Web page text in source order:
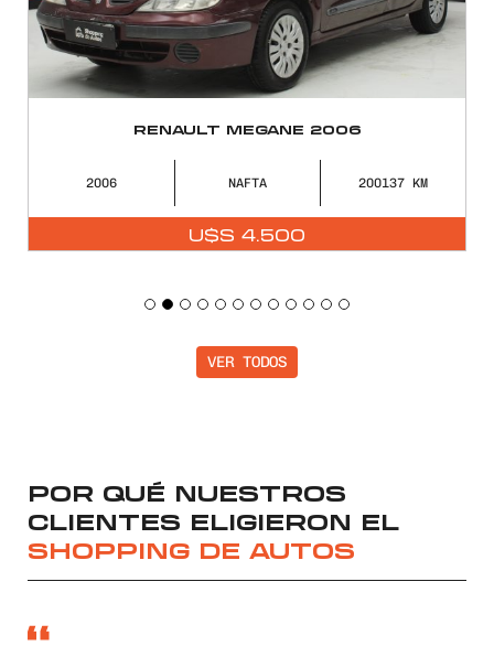
RENAULT MEGANE 2006
2006 NAFTA 200137
U$S 4.500
VER TODOS
POR QUÉ NUESTROS
CLIENTES ELIGIERON EL
SHOPPING DE AUTOS